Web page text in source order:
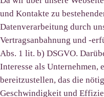
und Kontakte zu
Datenverarbeitung durch
Vertragsanbahnung und -
Abs. 1 lit. b) DSGVO.
Interesse als Unternehmen,
bereitzustellen, das die
Geschwindigkeit und